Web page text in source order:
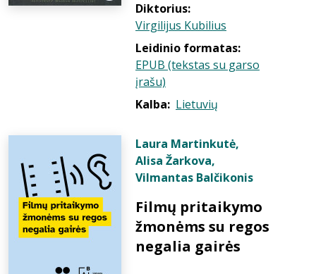
Diktorius:
Virgilijus Kubilius
Leidinio formatas:
EPUB (tekstas su garso
įrašu)
Kalba: Lietuvių
Laura Martinkutė,
Alisa Žarkova,
Vilmantas Balčikonis
Filmų pritaikymo
žmonėms su regos
negalia gairės